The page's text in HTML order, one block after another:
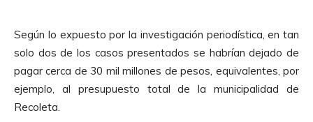
o
d
u
c
t
Según lo expuesto por la investigación periodística, en tan
solo dos de los casos presentados se habrían dejado de
pagar cerca de 30 mil millones de pesos, equivalentes, por
ejemplo, al presupuesto total de la municipalidad de
Recoleta.